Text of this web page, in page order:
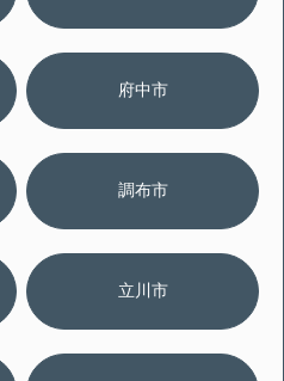
府中市
調布市
立川市